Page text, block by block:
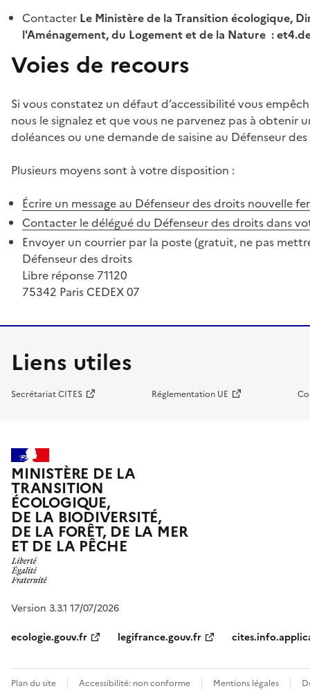
Contacter Le Ministère de la Transition écologique,
l'Aménagement, du Logement et de la Nature :
Voies de recours
Si vous constatez un défaut d’accessibilité vous
nous le signalez et que vous ne parvenez pas à
doléances ou une demande de saisine au Défenseur
Plusieurs moyens sont à votre disposition :
Écrire un message au Défenseur des droits nouvelle
Contacter le délégué du Défenseur des droits dans
Envoyer un courrier par la poste (gratuit, ne pas
Défenseur des droits
Libre réponse 71120
75342 Paris CEDEX 07
Liens utiles
Secrétariat CITES Réglementation UE
MINISTÈRE DE LA
TRANSITION
ÉCOLOGIQUE,
DE LA BIODIVERSITÉ,
DE LA FORÊT, DE LA MER
ET DE LA PÊCHE
Version 3.3.1 17/07/2026
ecologie.gouv.fr
legifrance.gouv.fr
Plan du site Accessibilité: non conforme Mentions légales